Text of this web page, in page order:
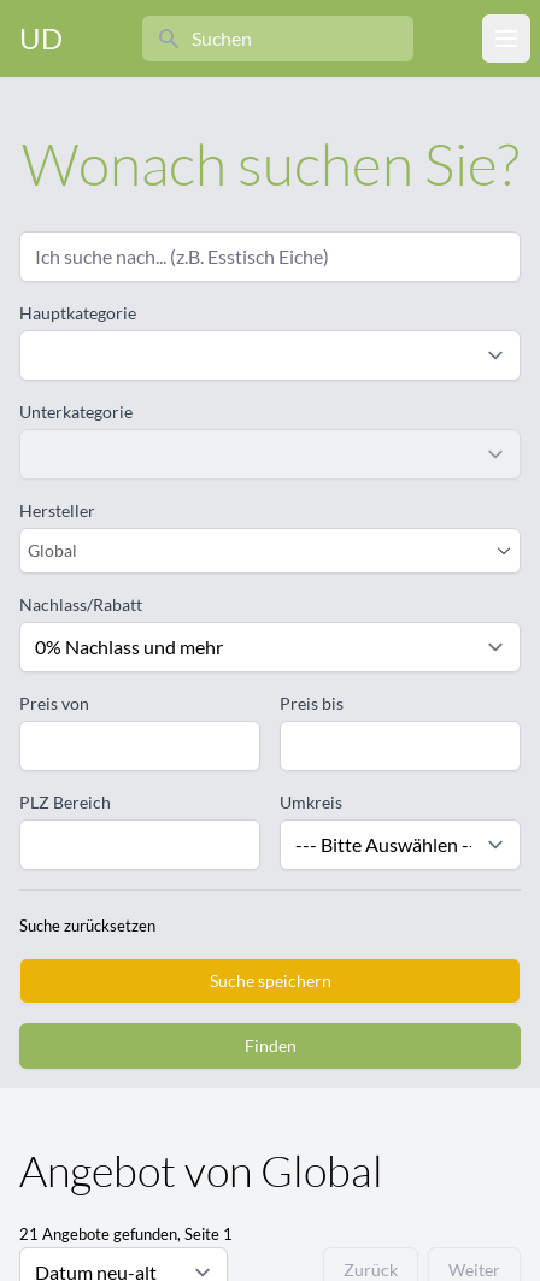
UD
Search
Wonach suchen Sie?
Hauptkategorie
Unterkategorie
Hersteller
Global
Nachlass/Rabatt
Preis von Preis bis
PLZ Bereich Umkreis
Suche zurücksetzen
Suche speichern
Finden
Angebot von Global
21 Angebote gefunden, Seite 1
Zurück Weiter